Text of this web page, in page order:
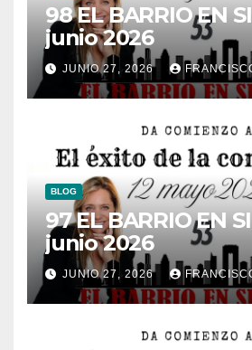
98 EL BARRIO EN
junio 2026
JUNIO 27, 2026
BLOG
97 EL BARRIO EN
junio 2026
JUNIO 27, 2026